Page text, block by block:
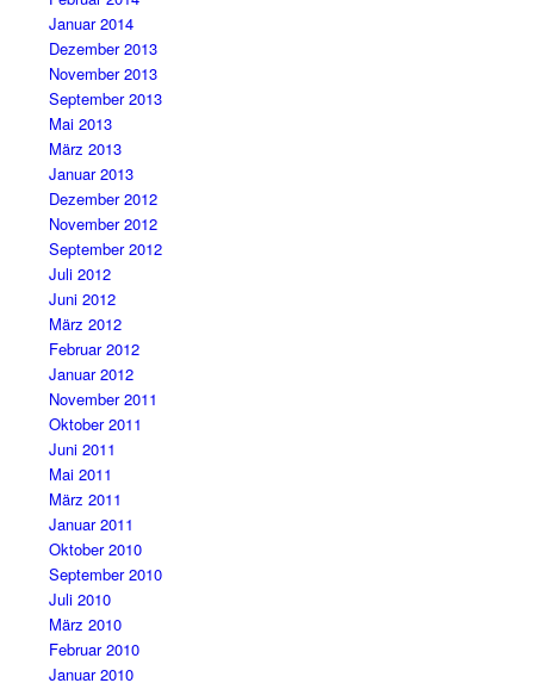
Januar 2014
Dezember 2013
November 2013
September 2013
Mai 2013
März 2013
Januar 2013
Dezember 2012
November 2012
September 2012
Juli 2012
Juni 2012
März 2012
Februar 2012
Januar 2012
November 2011
Oktober 2011
Juni 2011
Mai 2011
März 2011
Januar 2011
Oktober 2010
September 2010
Juli 2010
März 2010
Februar 2010
Januar 2010